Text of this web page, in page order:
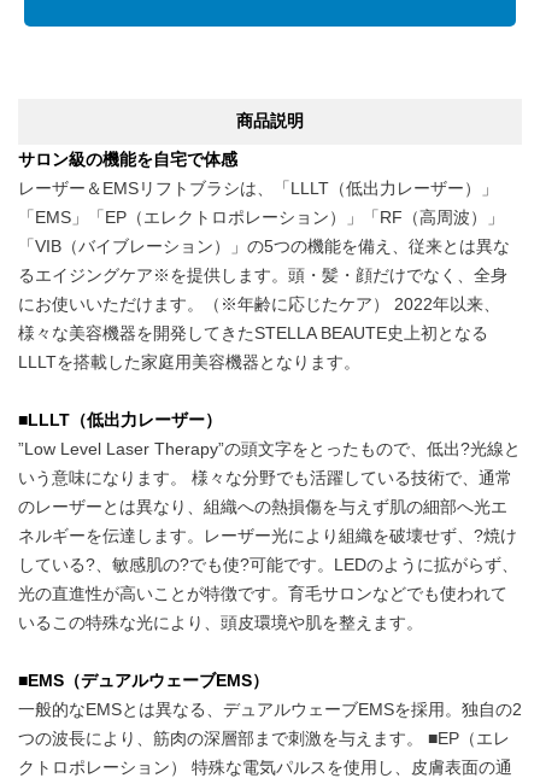
商品説明
サロン級の機能を自宅で体感
レーザー＆EMSリフトブラシは、「LLLT（低出力レーザー）」
「EMS」「EP（エレクトロポレーション）」「RF（高周波）」
「VIB（バイブレーション）」の5つの機能を備え、従来とは異な
るエイジングケア※を提供します。頭・髪・顔だけでなく、全身
にお使いいただけます。（※年齢に応じたケア） 2022年以来、
様々な美容機器を開発してきたSTELLA BEAUTE史上初となる
LLLTを搭載した家庭用美容機器となります。
■LLLT（低出力レーザー）
”Low Level Laser Therapy”の頭文字をとったもので、低出?光線と
いう意味になります。 様々な分野でも活躍している技術で、通常
のレーザーとは異なり、組織への熱損傷を与えず肌の細部へ光エ
ネルギーを伝達します。レーザー光により組織を破壊せず、?焼け
している?、敏感肌の?でも使?可能です。LEDのように拡がらず、
光の直進性が高いことが特徴です。育毛サロンなどでも使われて
いるこの特殊な光により、頭皮環境や肌を整えます。
■EMS（デュアルウェーブEMS）
一般的なEMSとは異なる、デュアルウェーブEMSを採用。独自の2
つの波長により、筋肉の深層部まで刺激を与えます。 ■EP（エレ
クトロポレーション） 特殊な電気パルスを使用し、皮膚表面の通